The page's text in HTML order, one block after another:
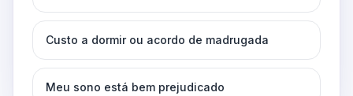
Custo a dormir ou acordo de madrugada
Meu sono está bem prejudicado